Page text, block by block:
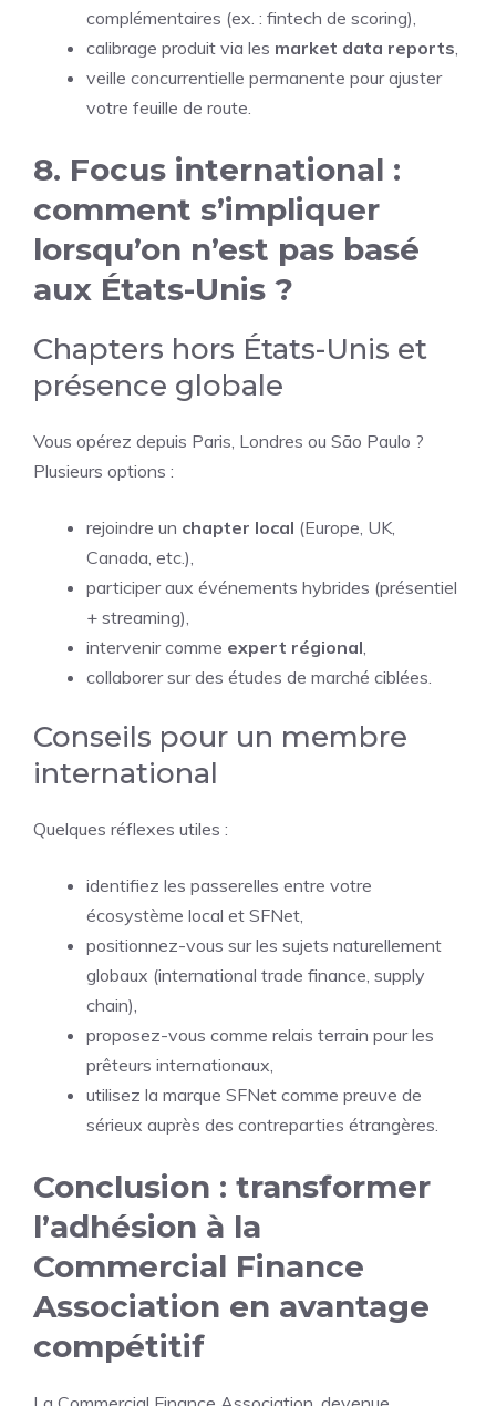
complémentaires (ex. : fintech de scoring),
calibrage produit via les market data reports,
veille concurrentielle permanente pour ajuster
votre feuille de route.
8. Focus international :
comment s’impliquer
lorsqu’on n’est pas basé
aux États-Unis ?
Chapters hors États-Unis et
présence globale
Vous opérez depuis Paris, Londres ou São Paulo ?
Plusieurs options :
rejoindre un chapter local (Europe, UK,
Canada, etc.),
participer aux événements hybrides (présentiel
+ streaming),
intervenir comme expert régional,
collaborer sur des études de marché ciblées.
Conseils pour un membre
international
Quelques réflexes utiles :
identifiez les passerelles entre votre
écosystème local et SFNet,
positionnez-vous sur les sujets naturellement
globaux (international trade finance, supply
chain),
proposez-vous comme relais terrain pour les
prêteurs internationaux,
utilisez la marque SFNet comme preuve de
sérieux auprès des contreparties étrangères.
Conclusion : transformer
l’adhésion à la
Commercial Finance
Association en avantage
compétitif